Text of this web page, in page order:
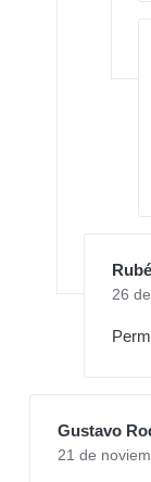
26
Gustavo
21 de